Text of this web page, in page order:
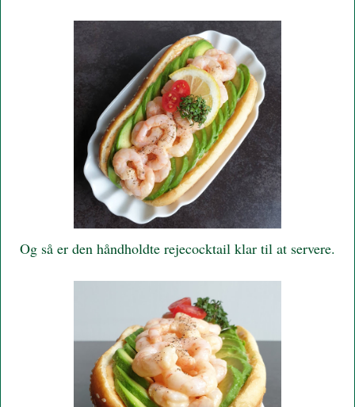
Og så er den håndholdte rejecocktail klar til at servere.